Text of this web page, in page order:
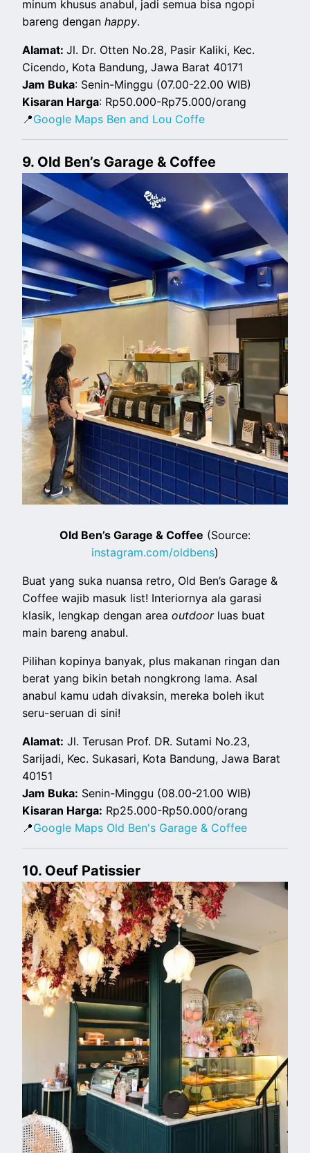
minum khusus anabul, jadi semua bisa ngopi
bareng denganhappy.
Alamat:Jl. Dr. Otten No.28, Pasir Kaliki, Kec.
Cicendo, Kota Bandung, Jawa Barat 40171
Jam Buka: Senin-Minggu (07.00-22.00 WIB)
Kisaran Harga: Rp50.000-Rp75.000/orang
📍Google Maps Ben and Lou Coffe
9. Old Ben’s Garage & Coffee
Old Ben’s Garage & Coffee (Source:
instagram.com/oldbens)
Buat yang suka nuansa retro, Old Ben’s Garage &
Coffee wajib masuk list! Interiornya ala garasi
klasik, lengkap dengan areaoutdoor luas buat
main bareng anabul.
Pilihan kopinya banyak, plus makanan ringan dan
berat yang bikin betah nongkrong lama. Asal
anabul kamu udah divaksin, mereka boleh ikut
seru-seruan di sini!
Alamat: Jl. Terusan Prof. DR. Sutami No.23,
Sarijadi, Kec. Sukasari, Kota Bandung, Jawa Barat
40151
Jam Buka: Senin-Minggu (08.00-21.00 WIB)
Kisaran Harga: Rp25.000-Rp50.000/orang
📍Google Maps Old Ben's Garage & Coffee
10. Oeuf Patissier